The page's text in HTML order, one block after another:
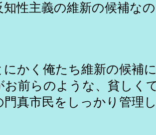
性主義の維新の候補なの
にかく俺たち維新の候補
お前らのような、貧しく
門真市民をしっかり管理